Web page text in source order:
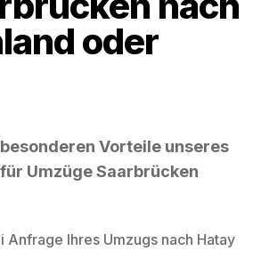
oder
Vorteile unseres
Umzüge Saarbrücken
Anfrage Ihres Umzugs nach Hatay